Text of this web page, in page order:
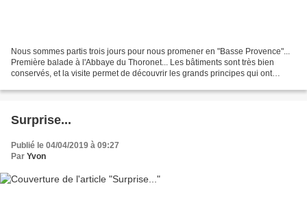
Nous sommes partis trois jours pour nous promener en "Basse Provence"...
Première balade à l'Abbaye du Thoronet... Les bâtiments sont très bien
conservés, et la visite permet de découvrir les grands principes qui ont
Surprise...
Publié le 04/04/2019 à 09:27
Par Yvon